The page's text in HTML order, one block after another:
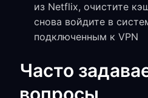
из Netflix, очистите
снова войдите в
подключенным к VPN
Часто